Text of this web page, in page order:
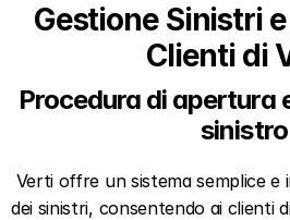
Gestione Sinistri
Clienti di
Procedura di apertura
sinistro
dei sinistri, consentendo ai clienti